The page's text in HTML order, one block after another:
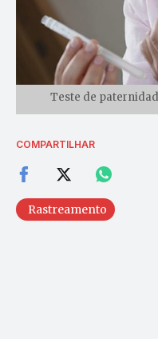
Teste de
COMPARTILHAR
Rastreamento